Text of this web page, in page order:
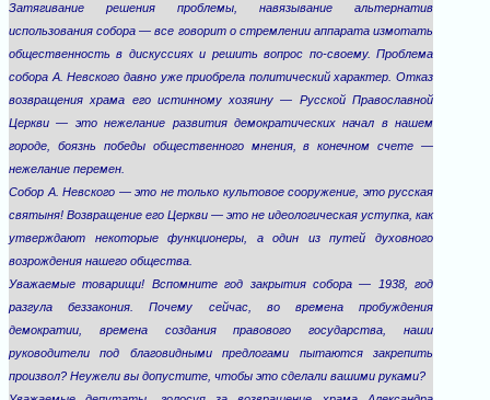
Затягивание решения проблемы, навязывание альтернатив
использования собора — все говорит о стремлении аппарата измотать
общественность в дискуссиях и решить вопрос по-своему. Проблема
собора А. Невского давно уже приобрела политический характер. Отказ
возвращения храма его истинному хозяину — Русской Православной
Церкви — это нежелание развития демократических начал в нашем
городе, боязнь победы общественного мнения, в конечном счете —
нежелание перемен.
Собор А. Невского — это не только культовое сооружение, это русская
святыня! Возвращение его Церкви — это не идеологическая уступка, как
утверждают некоторые функционеры, а один из путей духовного
возрождения нашего общества.
Уважаемые товарищи! Вспомните год закрытия собора — 1938, год
разгула беззакония. Почему сейчас, во времена пробуждения
демократии, времена создания правового государства, наши
руководители под благовидными предлогами пытаются закрепить
произвол? Неужели вы допустите, чтобы это сделали вашими руками?